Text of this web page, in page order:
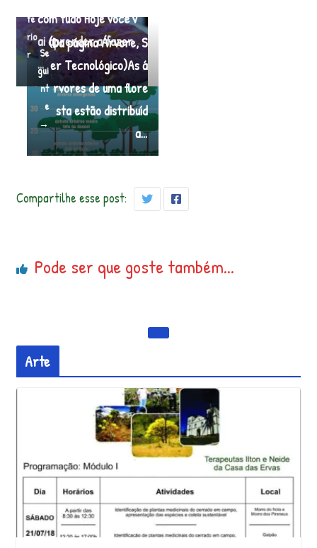
te
rio
r
com tudo Hoje você v
ai aprender a fazer
…
Se
gui
nt
e
→
(Da página Árvore, S
er Tecnológico)As á
rvores de uma flore
sta estão distribuíd
a…
Compartilhe esse post:
Pode ser que goste também...
Arte